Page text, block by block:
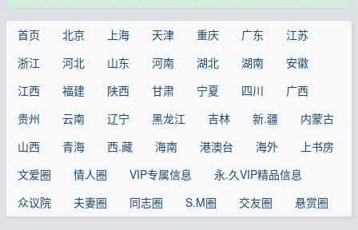
首页 北京 上海 天津 重庆 广东
江苏
浙江
河北 山东 河南 湖北 湖南
安徽
江西
福建 陕西 甘肃 宁夏 四川
广西
贵州
云南 辽宁 黑龙江 吉林 新.疆
内蒙古
山西
青海 西.藏 海南 港澳台 海外
上书房
文爱圈
情人圈 VIP专属信息
永.久VIP精品信息
众议院
夫妻圈 同志圈 S.M圈 交友圈 悬赏圈